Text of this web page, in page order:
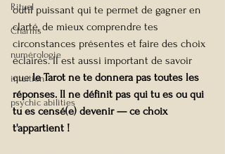
Rituel
Charms
numérologie
intuition
psychic abilities
outil puissant qui te permet de gagner en
clarté, de mieux comprendre tes
circonstances présentes et faire des choix
éclairés. Il est aussi important de savoir
que le Tarot ne te donnera pas toutes les
réponses. Il ne définit pas qui tu es ou qui
tu es censé(e) devenir — ce choix
t'appartient !